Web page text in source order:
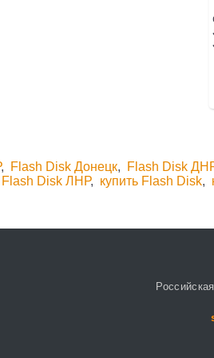
, Flash Disk Донецк, Flash Disk
Flash Disk ЛНР, купить Flash Disk,